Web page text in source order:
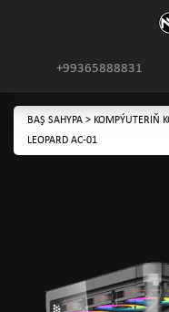
+99365888831
BAŞ SAHYPA > KOMPÝUTERIŇ
LEOPARD AC-01